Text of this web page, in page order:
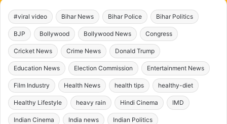
#viral video Bihar News Bihar Police Bihar Politics
BJP Bollywood Bollywood News Congress
Cricket News Crime News Donald Trump
Education News Election Commission Entertainment News
Film Industry Health News health tips healthy-diet
Healthy Lifestyle heavy rain Hindi Cinema IMD
Indian Cinema India news Indian Politics